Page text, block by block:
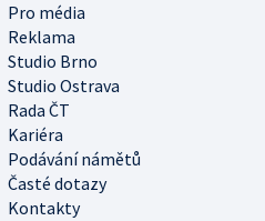
Pro média
Reklama
Studio Brno
Studio Ostrava
Rada ČT
Kariéra
Podávání námětů
Časté dotazy
Kontakty